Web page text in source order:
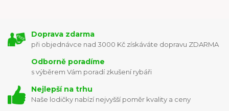
Doprava zdarma
při objednávce nad 3000 Kč získáváte dopravu ZDARMA
Odborně poradíme
s výběrem Vám poradí zkušení rybáři
Nejlepší na trhu
Naše lodičky nabízí nejvyšší poměr kvality a ceny